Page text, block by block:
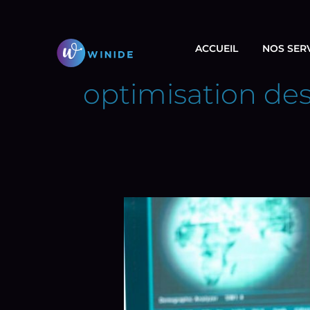
ACCUEIL NOS
optimisation
Anticipez
les
Pannes
IT
avec
la